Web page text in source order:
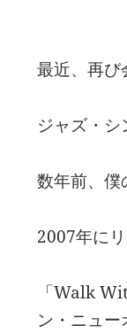
最近、再び
ジャズ・シ
数年前、僕
2007年に
「Walk
ン・ニュー